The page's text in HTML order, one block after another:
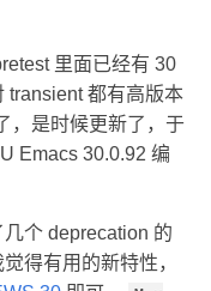
里面已经有 30
transient 都有高版本
，是时候更新了，于
Emacs 30.0.92 编
个 deprecation 的
得有用的新特性，